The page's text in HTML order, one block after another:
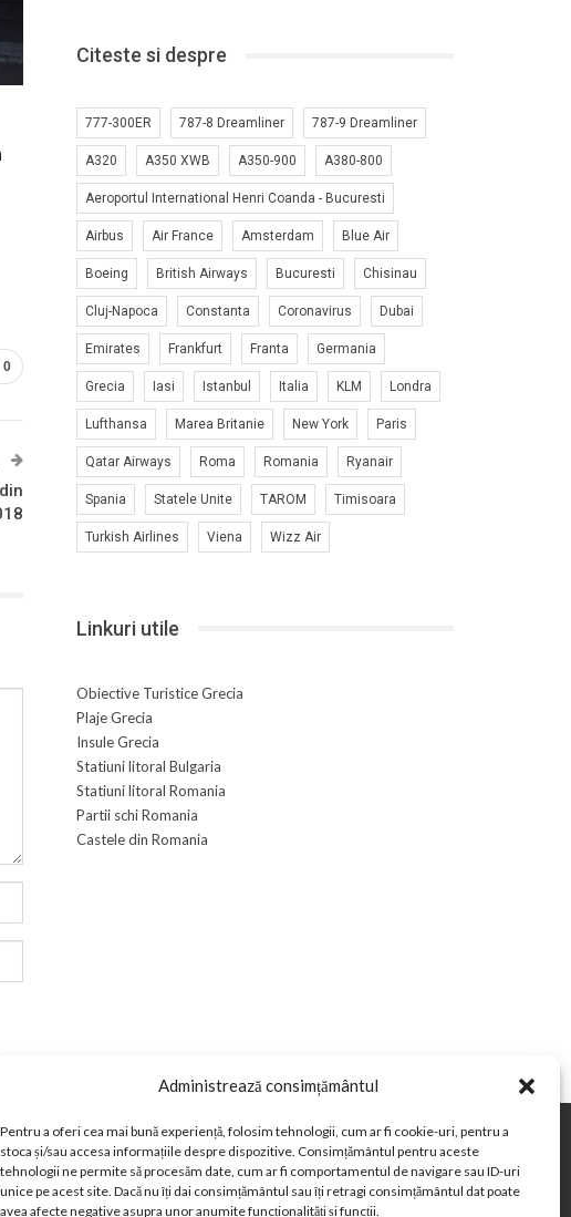
Administrează consimțământul
Pentru a oferi cea mai bună experiență, folosim tehnologii, cum ar fi cookie-uri, pentru a
stoca și/sau accesa informațiile despre dispozitive. Consimțământul pentru aceste
tehnologii ne permite să procesăm date, cum ar fi comportamentul de navigare sau ID-uri
unice pe acest site. Dacă nu îți dai consimțământul sau îți retragi consimțământul dat poate
avea afecte negative asupra unor anumite funcționalități și funcții.
0
Citeste si despre
777-300ER 787-8 Dreamliner 787-9 Dreamliner
A320 A350 XWB A350-900 A380-800
Aeroportul International Henri Coanda - Bucuresti
Airbus Air France Amsterdam Blue Air
Boeing British Airways Bucuresti Chisinau
Cluj-Napoca Constanta Coronavirus Dubai
Emirates Frankfurt Franta Germania
Grecia Iasi Istanbul Italia KLM Londra
Lufthansa Marea Britanie New York Paris
Qatar Airways Roma Romania Ryanair
Spania Statele Unite TAROM Timisoara
Turkish Airlines Viena Wizz Air
Linkuri utile
Obiective Turistice Grecia
Plaje Grecia
Insule Grecia
Statiuni litoral Bulgaria
Statiuni litoral Romania
Partii schi Romania
Castele din Romania
Vremea in Romania
Curs valutar BNR
de Mana Paste 2026
Cele mai bune telefoane